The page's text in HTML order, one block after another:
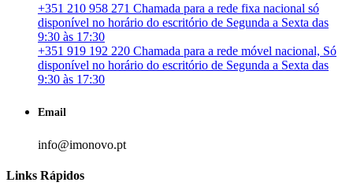
+351 210 958 271 Chamada para a rede fixa nacional só
disponível no horário do escritório de Segunda a Sexta das
9:30 às 17:30
+351 919 192 220 Chamada para a rede móvel nacional, Só
disponível no horário do escritório de Segunda a Sexta das
9:30 às 17:30
Email
info@imonovo.pt
Links Rápidos